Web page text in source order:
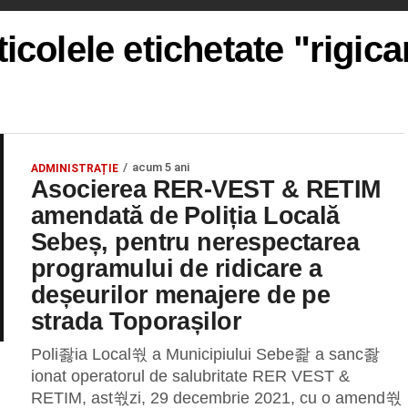
etichetate
ADMINISTRAȚIE acum 5 ani
Asocierea RER-VEST & RETIM
amendată de Poliția Locală
Sebeș, pentru nerespectarea
programului de ridicare a
deșeurilor menajere de pe
strada Toporașilor
Poli좛ia Local쒃 a Municipiului Sebe좙 a sanc좛
ionat operatorul de salubritate RER VEST &
RETIM, ast쒃zi, 29 decembrie 2021, cu o amend쒃